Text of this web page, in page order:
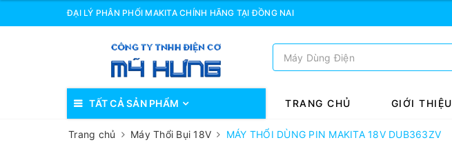
ĐẠI LÝ PHÂN PHỐI MAKITA CHÍNH HÃNG TẠI ĐỒNG NAI
TẤT CẢ SẢN PHẨM TRANG CHỦ GIỚI THIỆU
Trang chủ Máy Thổi Bụi 18V MÁY THỔI DÙNG PIN MAKITA 18V DUB363ZV